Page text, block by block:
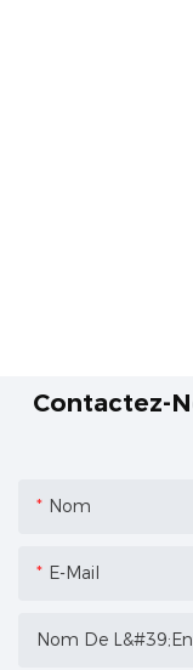
Contactez-
Nom
E-Mail
Nom De